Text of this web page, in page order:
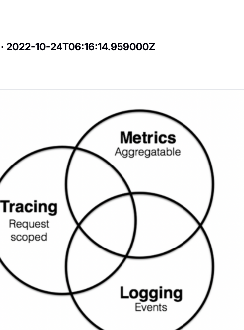
录的事件-web网址-图书-电影等
· 2022-10-24T06:16:14.959000Z